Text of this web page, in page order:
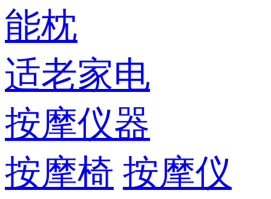
能枕
适老家电
按摩仪器
按摩椅 按摩仪